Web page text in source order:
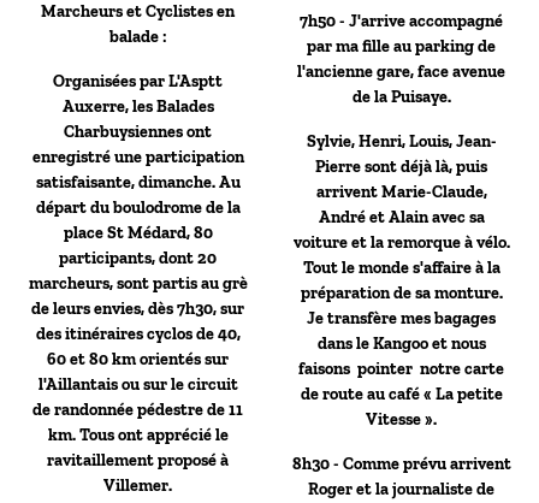
Marcheurs et Cyclistes en
balade :
Organisées par L'Asptt
Auxerre, les Balades
Charbuysiennes ont
enregistré une participation
satisfaisante, dimanche. Au
départ du boulodrome de la
place St Médard, 80
participants, dont 20
marcheurs, sont partis au grè
de leurs envies, dès 7h30, sur
des itinéraires cyclos de 40,
60 et 80 km orientés sur
l'Aillantais ou sur le circuit
de randonnée pédestre de 11
km. Tous ont apprécié le
ravitaillement proposé à
Villemer.
7h50 - J'arrive accompagné
par ma fille au parking de
l'ancienne gare, face avenue
de la Puisaye.
Sylvie, Henri, Louis, Jean-
Pierre sont déjà là, puis
arrivent Marie-Claude,
André et Alain avec sa
voiture et la remorque à vélo.
Tout le monde s'affaire à la
préparation de sa monture.
Je transfère mes bagages
dans le Kangoo et nous
faisons pointer notre carte
de route au café « La petite
Vitesse ».
8h30 - Comme prévu arrivent
Roger et la journaliste de